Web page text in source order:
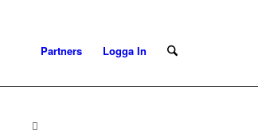
Partners Logga In